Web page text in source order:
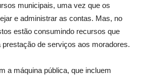
municipais, uma vez que os
e administrar as contas. Mas, no
estão consumindo recursos que
prestação de serviços aos moradores.
a máquina pública, que incluem